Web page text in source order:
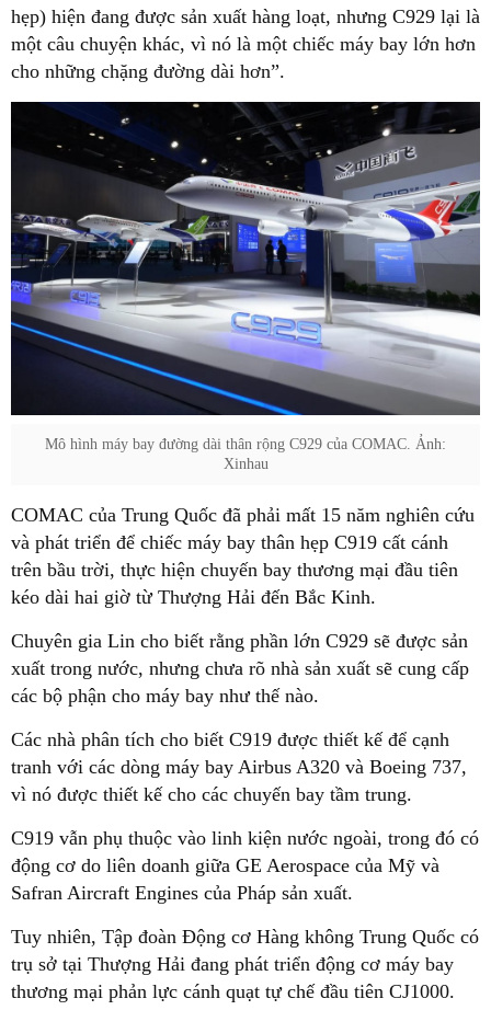
hẹp) hiện đang được sản xuất hàng loạt, nhưng C929 lại là
một câu chuyện khác, vì nó là một chiếc máy bay lớn hơn
cho những chặng đường dài hơn”.
Mô hình máy bay đường dài thân rộng C929 của COMAC. Ảnh:
Xinhau
COMAC của Trung Quốc đã phải mất 15 năm nghiên cứu
và phát triển để chiếc máy bay thân hẹp C919 cất cánh
trên bầu trời, thực hiện chuyến bay thương mại đầu tiên
kéo dài hai giờ từ Thượng Hải đến Bắc Kinh.
Chuyên gia Lin cho biết rằng phần lớn C929 sẽ được sản
xuất trong nước, nhưng chưa rõ nhà sản xuất sẽ cung cấp
các bộ phận cho máy bay như thế nào.
Các nhà phân tích cho biết C919 được thiết kế để cạnh
tranh với các dòng máy bay Airbus A320 và Boeing 737,
vì nó được thiết kế cho các chuyến bay tầm trung.
C919 vẫn phụ thuộc vào linh kiện nước ngoài, trong đó có
động cơ do liên doanh giữa GE Aerospace của Mỹ và
Safran Aircraft Engines của Pháp sản xuất.
Tuy nhiên, Tập đoàn Động cơ Hàng không Trung Quốc có
trụ sở tại Thượng Hải đang phát triển động cơ máy bay
thương mại phản lực cánh quạt tự chế đầu tiên CJ1000.